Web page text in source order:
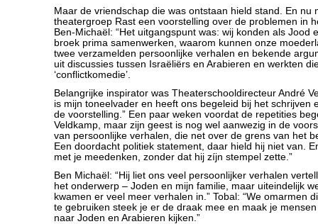
Maar de vriendschap die was ontstaan hield stand. En nu
theatergroep Rast een voorstelling over de problemen in
Ben-Michaël: “Het uitgangspunt was: wij konden als Jood
broek prima samenwerken, waarom kunnen onze
twee verzamelden persoonlijke verhalen en bekende
uit discussies tussen Israëliërs en Arabieren en werkten
‘conflictkomedie’.
Belangrijke inspirator was Theaterschooldirecteur André
is mijn toneelvader en heeft ons begeleid bij het schrijven
de voorstelling.” Een paar weken voordat de repetities
Veldkamp, maar zijn geest is nog wel aanwezig in de
van persoonlijke verhalen, die net over de grens van het
Een doordacht politiek statement, daar hield hij niet van.
met je meedenken, zonder dat hij zíjn stempel zette.”
Ben Michaël: “Hij liet ons veel persoonlijker verhalen
het onderwerp – Joden en mijn familie, maar uiteindelijk
kwamen er veel meer verhalen in.” Tobal: “We omarmen
te gebruiken steek je er de draak mee en maak je
naar Joden en Arabieren kijken.”